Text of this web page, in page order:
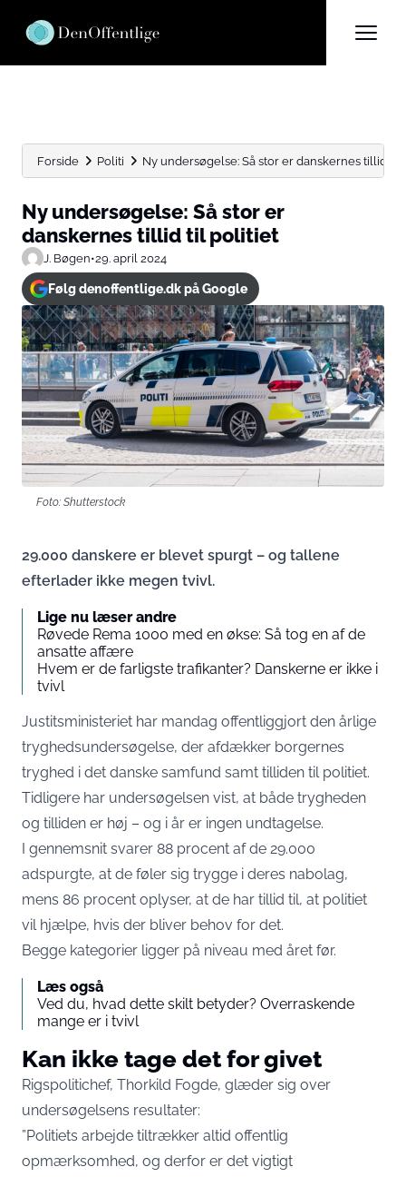
Forside Politi Ny undersøgelse: Så stor er danskernes tillid til
Ny undersøgelse: Så stor er
danskernes tillid til politiet
J. Bøgen•29. april 2024
Følg denoffentlige.dk på Google
Foto: Shutterstock
29.000 danskere er blevet spurgt – og tallene
efterlader ikke megen tvivl.
Lige nu læser andre
Røvede Rema 1000 med en økse: Så tog en af de
ansatte affære
Hvem er de farligste trafikanter? Danskerne er ikke i
tvivl
Justitsministeriet har mandag offentliggjort den årlige
tryghedsundersøgelse, der afdækker borgernes
tryghed i det danske samfund samt tilliden til politiet.
Tidligere har undersøgelsen vist, at både trygheden
og tilliden er høj – og i år er ingen undtagelse.
I gennemsnit svarer 88 procent af de 29.000
adspurgte, at de føler sig trygge i deres nabolag,
mens 86 procent oplyser, at de har tillid til, at politiet
vil hjælpe, hvis der bliver behov for det.
Begge kategorier ligger på niveau med året før.
Læs også
Ved du, hvad dette skilt betyder? Overraskende
mange er i tvivl
Kan ikke tage det for givet
Rigspolitichef, Thorkild Fogde, glæder sig over
undersøgelsens resultater:
”Politiets arbejde tiltrækker altid offentlig
opmærksomhed, og derfor er det vigtigt